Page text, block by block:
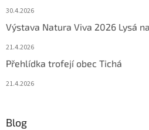
30.4.2026
Výstava Natura Viva 2026 Lysá
21.4.2026
Přehlídka trofejí obec Tichá
21.4.2026
Blog